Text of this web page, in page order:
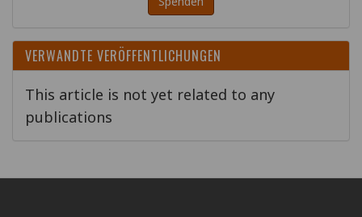
VERWANDTE VERÖFFENTLICHUNGEN
This article is not yet related to any
publications